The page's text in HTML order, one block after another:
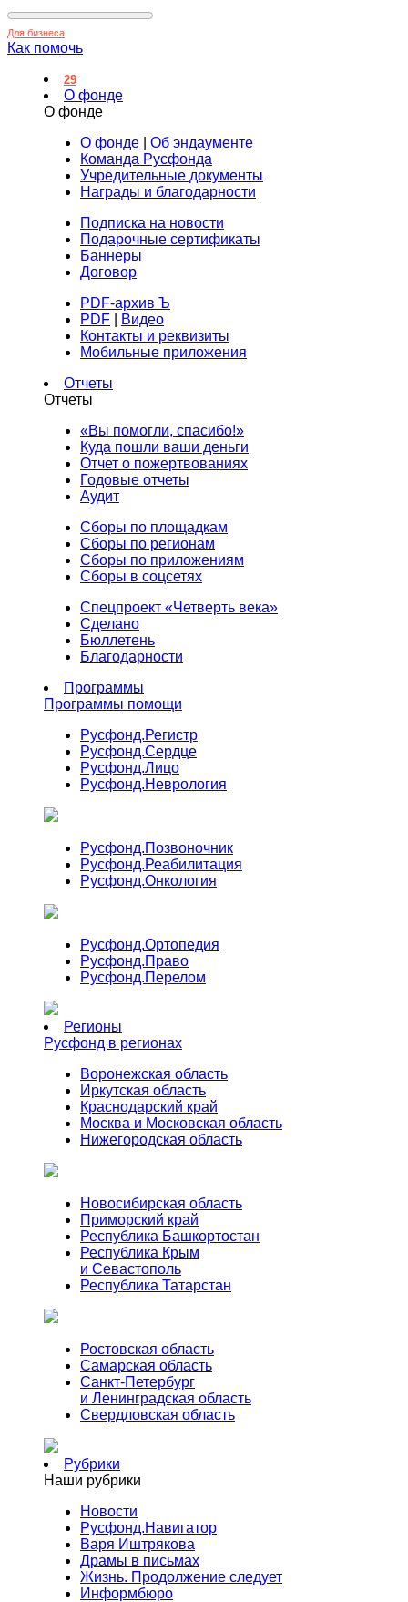
Для бизнеса
Как помочь
29
О фонде
О фонде
О фонде
Об эндаументе
Команда Русфонда
Учредительные документы
Награды и благодарности
Подписка на новости
Подарочные сертификаты
Баннеры
Договор
PDF-архив Ъ
PDF
Видео
Контакты и реквизиты
Мобильные приложения
Отчеты
Отчеты
«Вы помогли, спасибо!»
Куда пошли ваши деньги
Отчет о пожертвованиях
Годовые отчеты
Аудит
Сборы по площадкам
Сборы по регионам
Сборы по приложениям
Сборы в соцсетях
Спецпроект «Четверть века»
Сделано
Бюллетень
Благодарности
Программы
Программы помощи
Русфонд.Регистр
Русфонд.Сердце
Русфонд.Лицо
Русфонд.Неврология
Русфонд.Позвоночник
Русфонд.Реабилитация
Русфонд.Онкология
Русфонд.Ортопедия
Русфонд.Право
Русфонд.Перелом
Регионы
Русфонд в регионах
Воронежская область
Иркутская область
Краснодарский край
Москва и Московская область
Нижегородская область
Новосибирская область
Приморский край
Республика Башкортостан
Республика Крым
и Севастополь
Республика Татарстан
Ростовская область
Самарская область
Санкт-Петербург
и Ленинградская область
Свердловская область
Рубрики
Наши рубрики
Новости
Русфонд.Навигатор
Варя Иштрякова
Драмы в письмах
Жизнь. Продолжение следует
Информбюро